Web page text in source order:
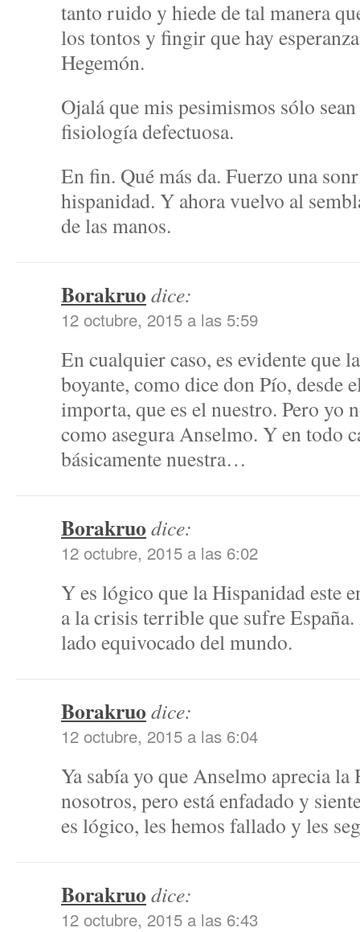
tanto ruido y hiede de tal manera
los tontos y fingir que hay
Hegemón.
Ojalá que mis pesimismos sólo
fisiología defectuosa.
En fin. Qué más da. Fuerzo una
hispanidad. Y ahora vuelvo al
de las manos.
Borakruo dice:
12 octubre, 2015 a las 5:59
En cualquier caso, es evidente que
boyante, como dice don Pío, desde
importa, que es el nuestro. Pero yo
como asegura Anselmo. Y en todo
básicamente nuestra…
Borakruo dice:
12 octubre, 2015 a las 6:02
Y es lógico que la Hispanidad este
a la crisis terrible que sufre España.
lado equivocado del mundo.
Borakruo dice:
12 octubre, 2015 a las 6:04
Ya sabía yo que Anselmo aprecia
nosotros, pero está enfadado y
es lógico, les hemos fallado y les
Borakruo dice:
12 octubre, 2015 a las 6:43